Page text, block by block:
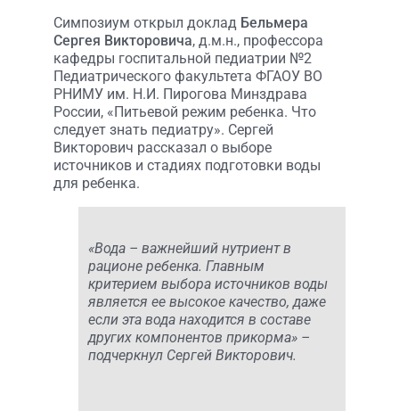
Симпозиум открыл доклад Бельмера
Сергея Викторовича, д.м.н., профессора
кафедры госпитальной педиатрии №2
Педиатрического факультета ФГАОУ ВО
РНИМУ им. Н.И. Пирогова Минздрава
России, «Питьевой режим ребенка. Что
следует знать педиатру». Сергей
Викторович рассказал о выборе
источников и стадиях подготовки воды
для ребенка.
«Вода – важнейший нутриент в
рационе ребенка. Главным
критерием выбора источников воды
является ее высокое качество, даже
если эта вода находится в составе
других компонентов прикорма» –
подчеркнул Сергей Викторович.